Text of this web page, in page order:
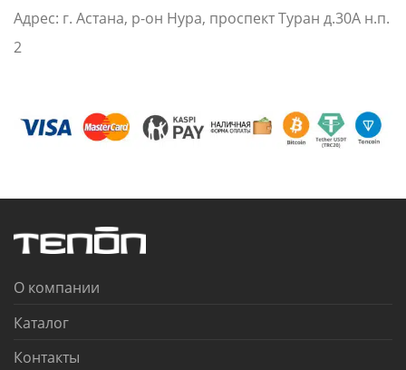
Адрес: г. Астана, р-он Нура, проспект Туран д.30А н.п.
2
О компании
Каталог
Контакты